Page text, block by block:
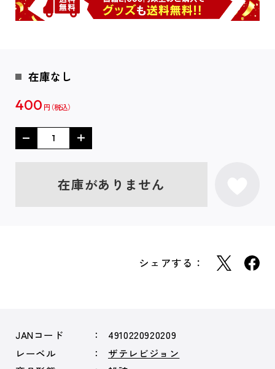
在庫なし
400 円
在庫がありません
シェアする：
JANコード
4910220920209
レーベル
ザテレビジョン